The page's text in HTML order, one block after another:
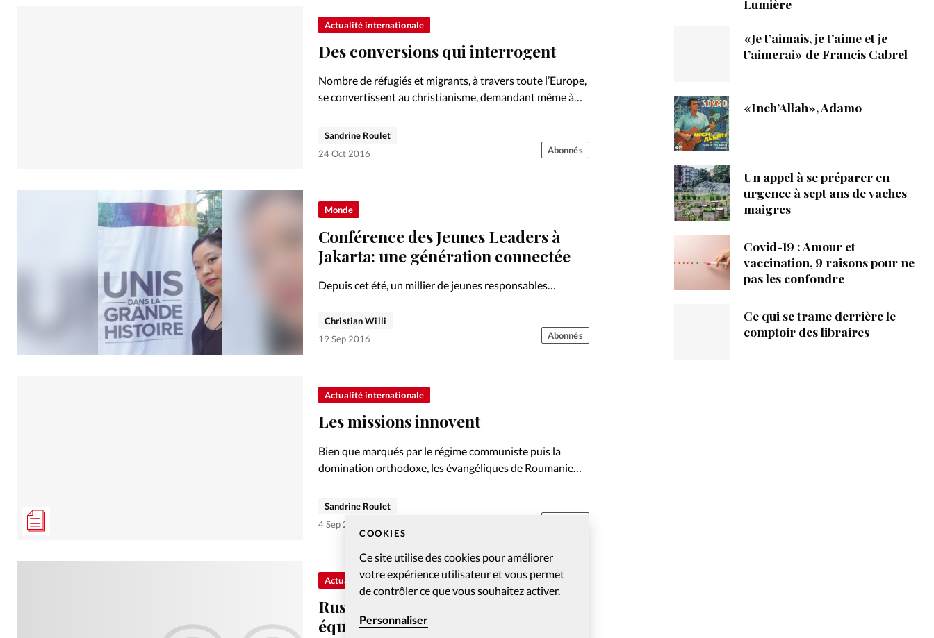
COOKIES
Ce site utilise des cookies pour améliorer
votre expérience utilisateur et vous permet
de contrôler ce que vous souhaitez activer.
Personnaliser
Actualité internationale
Des conversions qui interrogent
Nombre de réfugiés et migrants, à travers toute l’Europe,
se convertissent au christianisme, demandant même à
Sandrine Roulet
24 Oct 2016
Abonnés
Monde
Conférence des Jeunes Leaders à
Jakarta: une génération connectée
Depuis cet été, un millier de jeunes responsables
Christian Willi
19 Sep 2016
Abonnés
Actualité internationale
Les missions innovent
Bien que marqués par le régime communiste puis la
domination orthodoxe, les évangéliques de Roumanie
Sandrine Roulet
4 Sep 2016
Actualité internationale
Russie: le Kremlin adopte une loi
équivoque
Lumière
«Je t’aimais, je t’aime et je
t’aimerai» de Francis Cabrel
«Inch’Allah», Adamo
Un appel à se préparer en
urgence à sept ans de vaches
maigres
Covid-19 : Amour et
vaccination, 9 raisons pour ne
pas les confondre
Ce qui se trame derrière le
comptoir des libraires